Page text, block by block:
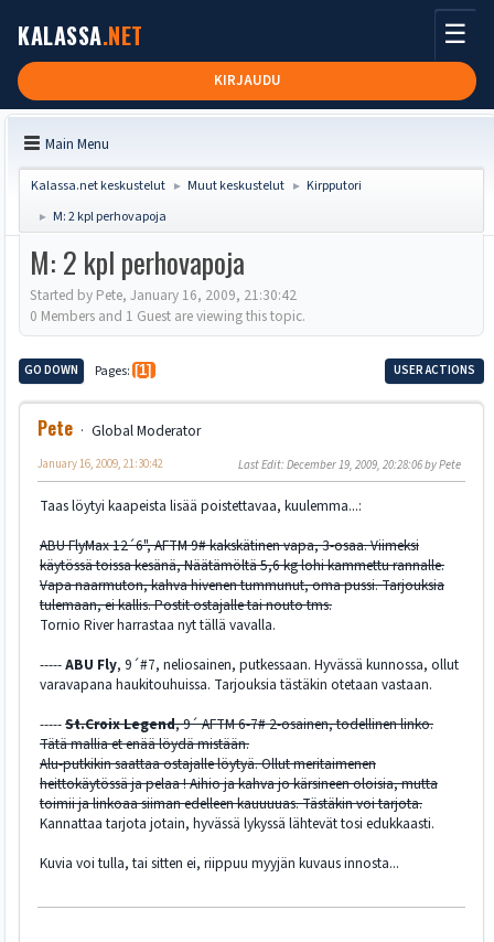
KALASSA.NET
KIRJAUDU
☰
Main Menu
Kalassa.net keskustelut ► Muut keskustelut ► Kirpputori
► M: 2 kpl perhovapoja
M: 2 kpl perhovapoja
Started by Pete, January 16, 2009, 21:30:42
0 Members and 1 Guest are viewing this topic.
GO DOWN Pages 1 USER ACTIONS
Pete Global Moderator
January 16, 2009, 21:30:42 Last Edit: December 19, 2009, 20:28:06 by Pete
Taas löytyi kaapeista lisää poistettavaa, kuulemma...:
ABU FlyMax 12´6", AFTM 9# kakskätinen vapa, 3-osaa. Viimeksi
käytössä toissa kesänä, Näätämöltä 5,6 kg lohi kammettu rannalle.
Vapa naarmuton, kahva hivenen tummunut, oma pussi. Tarjouksia
tulemaan, ei kallis. Postit ostajalle tai nouto tms.
Tornio River harrastaa nyt tällä vavalla.
-----ABU Fly, 9´#7, neliosainen, putkessaan. Hyvässä kunnossa, ollut
varavapana haukitouhuissa. Tarjouksia tästäkin otetaan vastaan.
-----St.Croix Legend, 9´ AFTM 6-7# 2-osainen, todellinen linko.
Tätä mallia et enää löydä mistään.
Alu-putkikin saattaa ostajalle löytyä. Ollut meritaimenen
heittokäytössä ja pelaa ! Aihio ja kahva jo kärsineen oloisia, mutta
toimii ja linkoaa siiman edelleen kauuuuas. Tästäkin voi tarjota.
Kannattaa tarjota jotain, hyvässä lykyssä lähtevät tosi edukkaasti.
Kuvia voi tulla, tai sitten ei, riippuu myyjän kuvaus innosta...